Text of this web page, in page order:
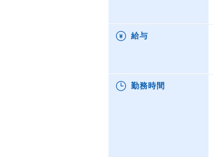
給与
勤務時間